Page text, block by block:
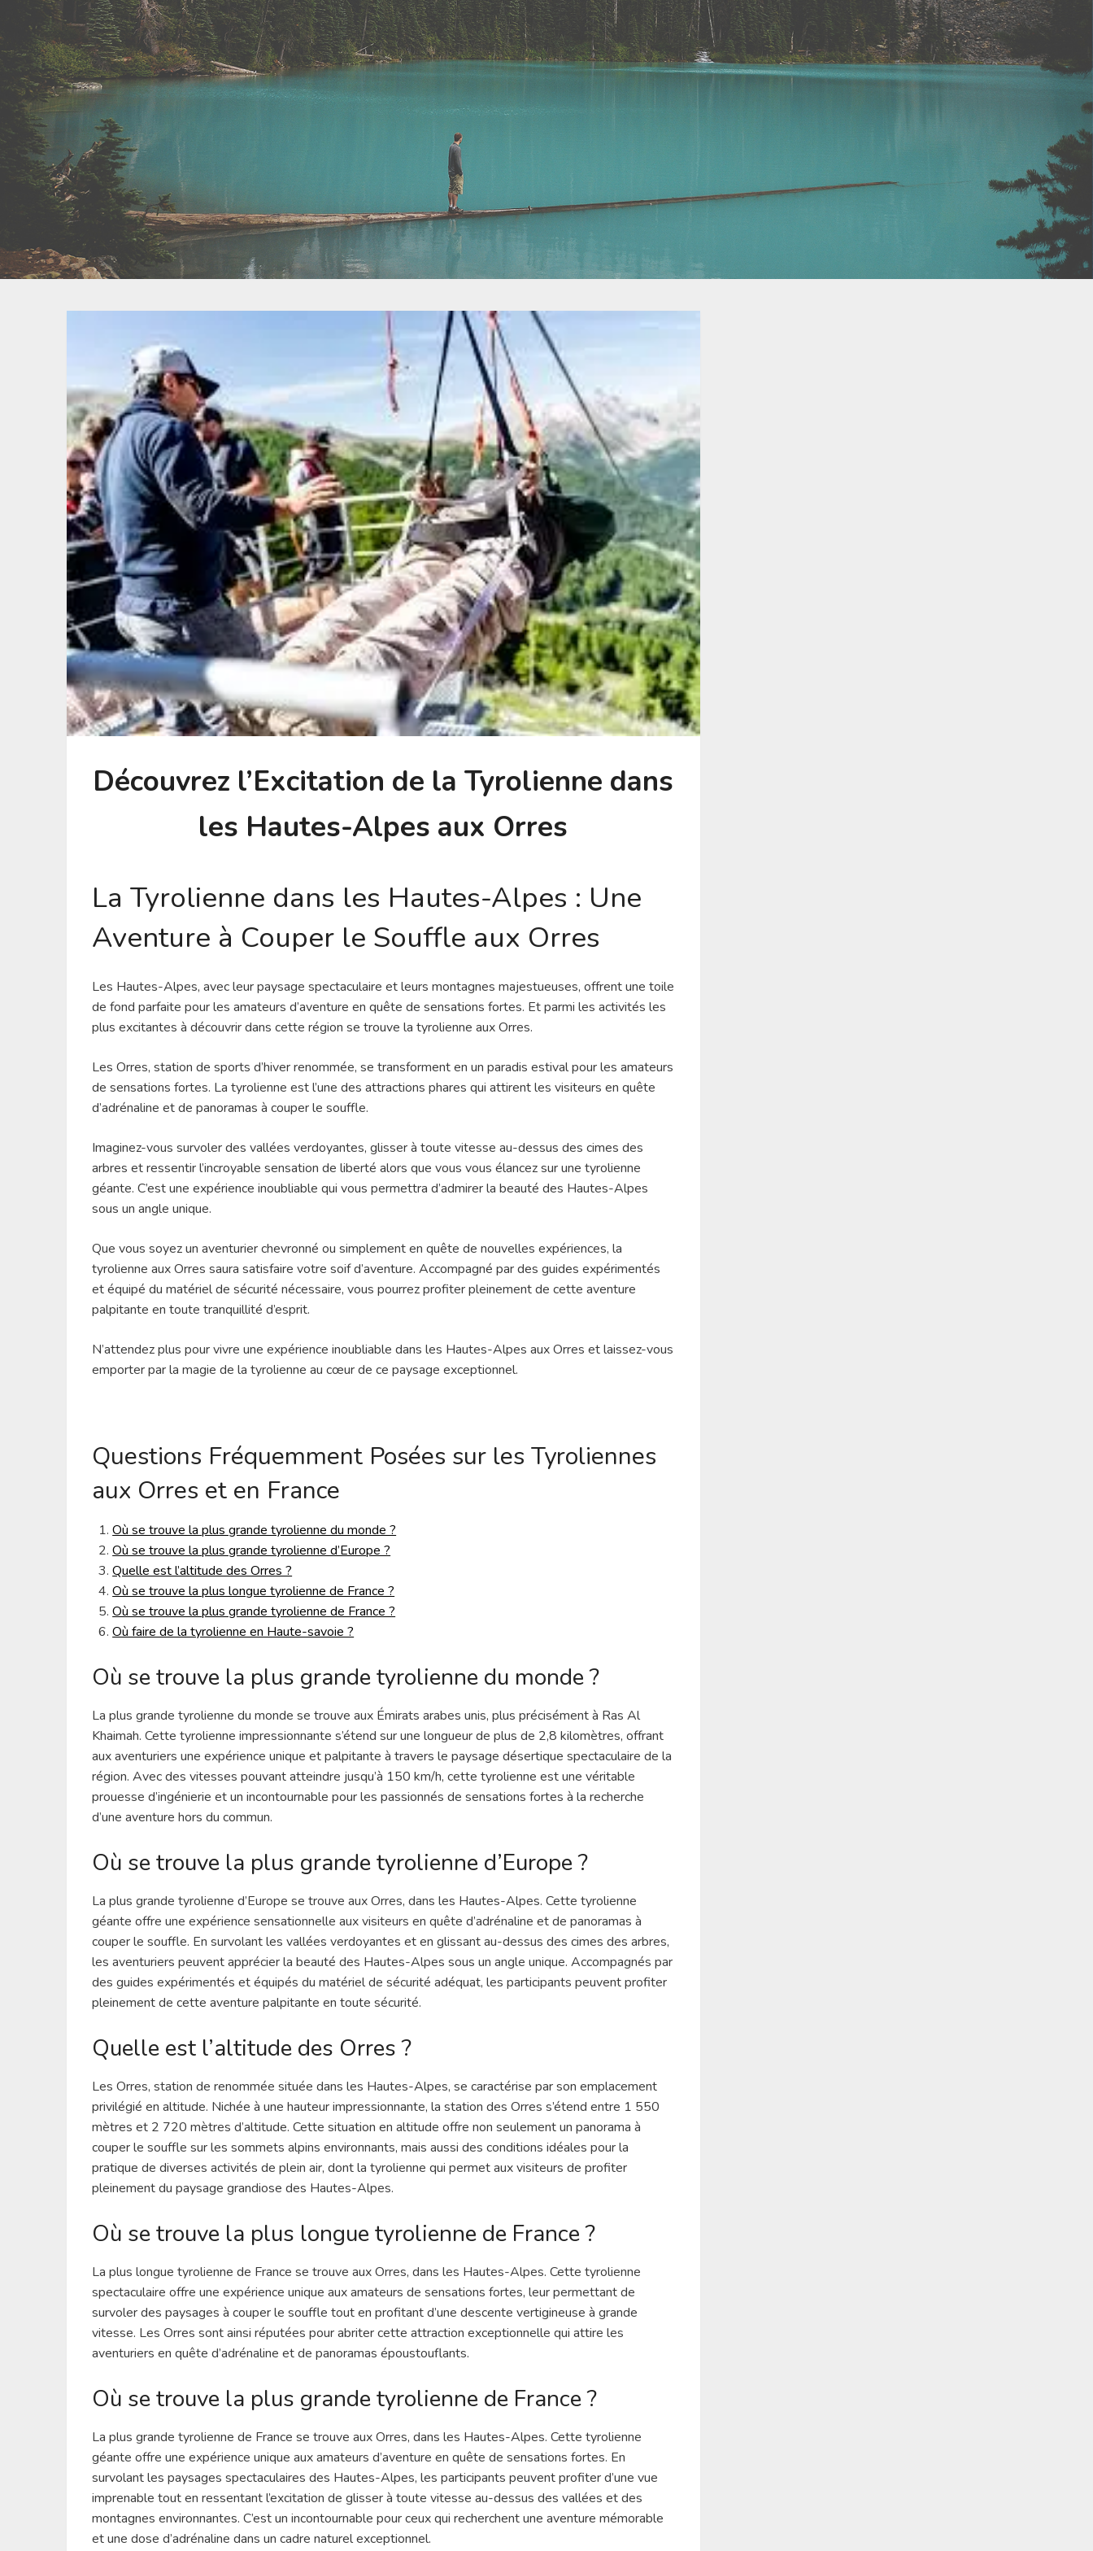
Découvrez l’Excitation de la Tyrolienne dans
les Hautes-Alpes aux Orres
La Tyrolienne dans les Hautes-Alpes : Une
Aventure à Couper le Souffle aux Orres
Les Hautes-Alpes, avec leur paysage spectaculaire et leurs montagnes majestueuses, offrent une toile
de fond parfaite pour les amateurs d’aventure en quête de sensations fortes. Et parmi les activités les
plus excitantes à découvrir dans cette région se trouve la tyrolienne aux Orres.
Les Orres, station de sports d’hiver renommée, se transforment en un paradis estival pour les amateurs
de sensations fortes. La tyrolienne est l’une des attractions phares qui attirent les visiteurs en quête
d’adrénaline et de panoramas à couper le souffle.
Imaginez-vous survoler des vallées verdoyantes, glisser à toute vitesse au-dessus des cimes des
arbres et ressentir l’incroyable sensation de liberté alors que vous vous élancez sur une tyrolienne
géante. C’est une expérience inoubliable qui vous permettra d’admirer la beauté des Hautes-Alpes
sous un angle unique.
Que vous soyez un aventurier chevronné ou simplement en quête de nouvelles expériences, la
tyrolienne aux Orres saura satisfaire votre soif d’aventure. Accompagné par des guides expérimentés
et équipé du matériel de sécurité nécessaire, vous pourrez profiter pleinement de cette aventure
palpitante en toute tranquillité d’esprit.
N’attendez plus pour vivre une expérience inoubliable dans les Hautes-Alpes aux Orres et laissez-vous
emporter par la magie de la tyrolienne au cœur de ce paysage exceptionnel.
Questions Fréquemment Posées sur les Tyroliennes
aux Orres et en France
Où se trouve la plus grande tyrolienne du monde ?
Où se trouve la plus grande tyrolienne d’Europe ?
Quelle est l’altitude des Orres ?
Où se trouve la plus longue tyrolienne de France ?
Où se trouve la plus grande tyrolienne de France ?
Où faire de la tyrolienne en Haute-savoie ?
Où se trouve la plus grande tyrolienne du monde ?
La plus grande tyrolienne du monde se trouve aux Émirats arabes unis, plus précisément à Ras Al
Khaimah. Cette tyrolienne impressionnante s’étend sur une longueur de plus de 2,8 kilomètres, offrant
aux aventuriers une expérience unique et palpitante à travers le paysage désertique spectaculaire de la
région. Avec des vitesses pouvant atteindre jusqu’à 150 km/h, cette tyrolienne est une véritable
prouesse d’ingénierie et un incontournable pour les passionnés de sensations fortes à la recherche
d’une aventure hors du commun.
Où se trouve la plus grande tyrolienne d’Europe ?
La plus grande tyrolienne d’Europe se trouve aux Orres, dans les Hautes-Alpes. Cette tyrolienne
géante offre une expérience sensationnelle aux visiteurs en quête d’adrénaline et de panoramas à
couper le souffle. En survolant les vallées verdoyantes et en glissant au-dessus des cimes des arbres,
les aventuriers peuvent apprécier la beauté des Hautes-Alpes sous un angle unique. Accompagnés par
des guides expérimentés et équipés du matériel de sécurité adéquat, les participants peuvent profiter
pleinement de cette aventure palpitante en toute sécurité.
Quelle est l’altitude des Orres ?
Les Orres, station de renommée située dans les Hautes-Alpes, se caractérise par son emplacement
privilégié en altitude. Nichée à une hauteur impressionnante, la station des Orres s’étend entre 1 550
mètres et 2 720 mètres d’altitude. Cette situation en altitude offre non seulement un panorama à
couper le souffle sur les sommets alpins environnants, mais aussi des conditions idéales pour la
pratique de diverses activités de plein air, dont la tyrolienne qui permet aux visiteurs de profiter
pleinement du paysage grandiose des Hautes-Alpes.
Où se trouve la plus longue tyrolienne de France ?
La plus longue tyrolienne de France se trouve aux Orres, dans les Hautes-Alpes. Cette tyrolienne
spectaculaire offre une expérience unique aux amateurs de sensations fortes, leur permettant de
survoler des paysages à couper le souffle tout en profitant d’une descente vertigineuse à grande
vitesse. Les Orres sont ainsi réputées pour abriter cette attraction exceptionnelle qui attire les
aventuriers en quête d’adrénaline et de panoramas époustouflants.
Où se trouve la plus grande tyrolienne de France ?
La plus grande tyrolienne de France se trouve aux Orres, dans les Hautes-Alpes. Cette tyrolienne
géante offre une expérience unique aux amateurs d’aventure en quête de sensations fortes. En
survolant les paysages spectaculaires des Hautes-Alpes, les participants peuvent profiter d’une vue
imprenable tout en ressentant l’excitation de glisser à toute vitesse au-dessus des vallées et des
montagnes environnantes. C’est un incontournable pour ceux qui recherchent une aventure mémorable
et une dose d’adrénaline dans un cadre naturel exceptionnel.